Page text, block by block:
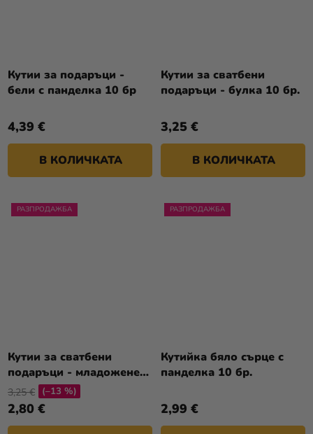
Кутии за подаръци -
бели с панделка 10 бр
4,39 €
В КОЛИЧКАТА
Кутии за сватбени
подаръци - булка 10 бр.
3,25 €
В КОЛИЧКАТА
РАЗПРОДАЖБА
Кутии за сватбени
подаръци - младоженец
10 бр.
2,80 €
3,25 € (–13 %)
РАЗПРОДАЖБА
Кутийка бяло сърце с
панделка 10 бр.
2,99 €